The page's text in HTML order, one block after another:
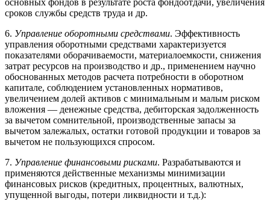
основных фондов в результате роста фондоотдачи, увеличения
сроков службы средств труда и др.
6. Управление оборотными средствами. Эффективность
управления оборотными средствами характеризуется
показателями оборачиваемости, материалоемкости, снижения
затрат ресурсов на производство и др., применением научно
обоснованных методов расчета потребности в оборотном
капитале, соблюдением установленных нормативов,
увеличением долей активов с минимальным и малым риском
вложения — денежные средства, дебиторская задолженность
за вычетом сомнительной, производственные запасы за
вычетом залежалых, остатки готовой продукции и товаров за
вычетом не пользующихся спросом.
7. Управление финансовыми рисками. Разрабатываются и
применяются действенные механизмы минимизации
финансовых рисков (кредитных, процентных, валютных,
упущенной выгоды, потери ликвидности и т.д.):